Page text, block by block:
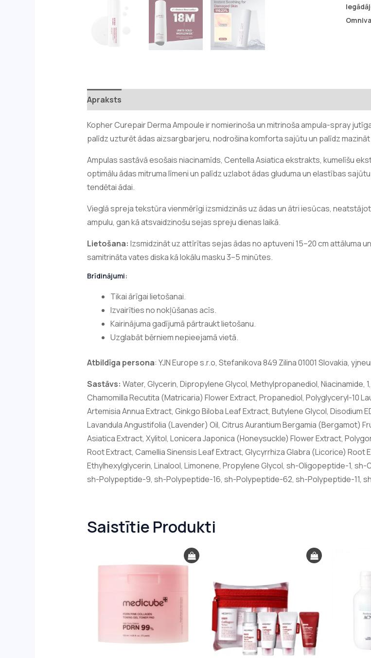
Apraksts
Kopher Curepair Derma Ampoule ir nomierinoša un mitrinoša ampula-spray
palīdz uzturēt ādas aizsargbarjeru, nodrošina komforta sajūtu un palīdz
Ampulas sastāvā esošais niacinamīds, Centella Asiatica ekstrakts, kumelīšu
optimālu ādas mitruma līmeni un palīdz uzlabot ādas gluduma un elastības
tendētai ādai.
Vieglā spreja tekstūra vienmērīgi izsmidzinās uz ādas un ātri iesūcas,
ampulu, gan kā atsvaidzinošu sejas spreju dienas laikā.
Lietošana: Izsmidzināt uz attīrītas sejas ādas no aptuveni 15–20 cm attāluma
samitrināta vates diska kā lokālu masku 3–5 minūtes.
Brīdinājumi:
Tikai ārīgai lietošanai.
Izvairīties no nokļūšanas acīs.
Kairinājuma gadījumā pārtraukt lietošanu.
Uzglabāt bērniem nepieejamā vietā.
Atbildīga persona: YJN Europe s.r.o, Stefanikova 849 Zilina 01001 Slovakia,
Sastāvs: Water, Glycerin, Dipropylene Glycol, Methylpropanediol, Niacinamide,
Chamomilla Recutita (Matricaria) Flower Extract, Propanediol, Polyglyceryl-10
Artemisia Annua Extract, Ginkgo Biloba Leaf Extract, Butylene Glycol, Disodium
Lavandula Angustifolia (Lavender) Oil, Citrus Aurantium Bergamia (Bergamot)
Asiatica Extract, Xylitol, Lonicera Japonica (Honeysuckle) Flower Extract,
Root Extract, Camellia Sinensis Leaf Extract, Glycyrrhiza Glabra (Licorice)
Ethylhexylglycerin, Linalool, Limonene, Propylene Glycol, sh-Oligopeptide-1,
sh-Polypeptide-9, sh-Polypeptide-16, sh-Polypeptide-62, sh-Polypeptide-11,
Saistītie Produkti